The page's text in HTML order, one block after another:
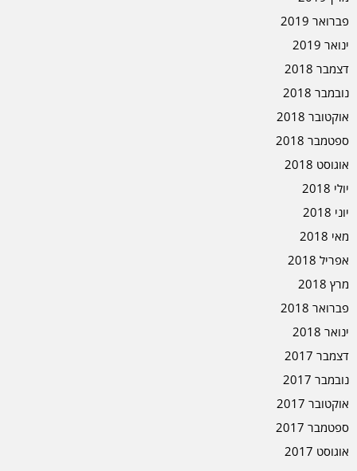
פברואר 2019
ינואר 2019
דצמבר 2018
נובמבר 2018
אוקטובר 2018
ספטמבר 2018
אוגוסט 2018
יולי 2018
יוני 2018
מאי 2018
אפריל 2018
מרץ 2018
פברואר 2018
ינואר 2018
דצמבר 2017
נובמבר 2017
אוקטובר 2017
ספטמבר 2017
אוגוסט 2017